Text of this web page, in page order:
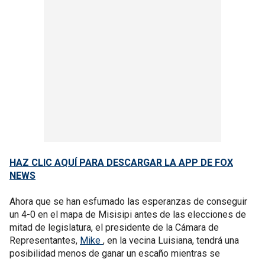
HAZ CLIC AQUÍ PARA DESCARGAR LA APP DE FOX
NEWS
Ahora que se han esfumado las esperanzas de conseguir
un 4-0 en el mapa de Misisipi antes de las elecciones de
mitad de legislatura, el presidente de la Cámara de
Representantes, Mike , en la vecina Luisiana, tendrá una
posibilidad menos de ganar un escaño mientras se